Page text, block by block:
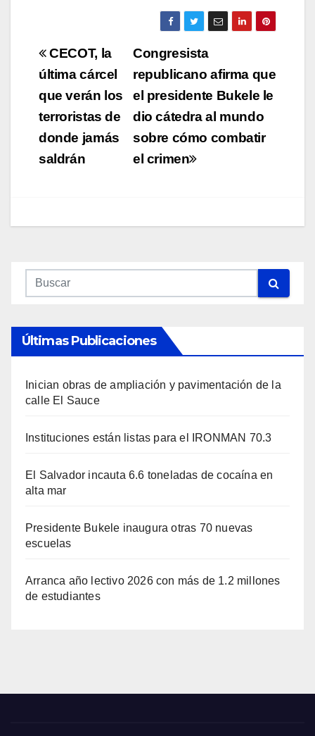
Navegación
de
entradas
Congresista
republicano afirma que
el presidente Bukele le
dio cátedra al mundo
sobre cómo combatir
el crimen
CECOT, la
última cárcel
que verán los
terroristas de
donde jamás
saldrán
Últimas Publicaciones
Inician obras de ampliación y pavimentación de la
calle El Sauce
Instituciones están listas para el IRONMAN 70.3
El Salvador incauta 6.6 toneladas de cocaína en
alta mar
Presidente Bukele inaugura otras 70 nuevas
escuelas
Arranca año lectivo 2026 con más de 1.2 millones
de estudiantes